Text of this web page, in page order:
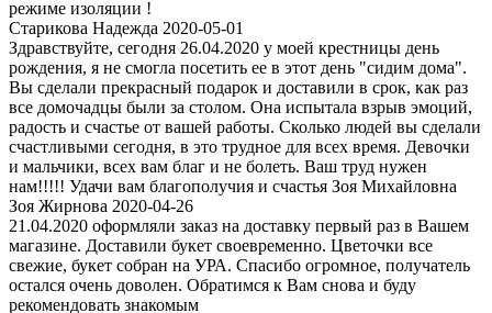
режиме изоляции !
Старикова Надежда 2020-05-01
Здравствуйте, сегодня 26.04.2020 у моей крестницы день
рождения, я не смогла посетить ее в этот день "сидим дома".
Вы сделали прекрасный подарок и доставили в срок, как раз
все домочадцы были за столом. Она испытала взрыв эмоций,
радость и счастье от вашей работы. Сколько людей вы сделали
счастливыми сегодня, в это трудное для всех время. Девочки
и мальчики, всех вам благ и не болеть. Ваш труд нужен
нам!!!!! Удачи вам благополучия и счастья Зоя Михайловна
Зоя Жирнова 2020-04-26
21.04.2020 оформляли заказ на доставку первый раз в Вашем
магазине. Доставили букет своевременно. Цветочки все
свежие, букет собран на УРА. Спасибо огромное, получатель
остался очень доволен. Обратимся к Вам снова и буду
рекомендовать знакомым